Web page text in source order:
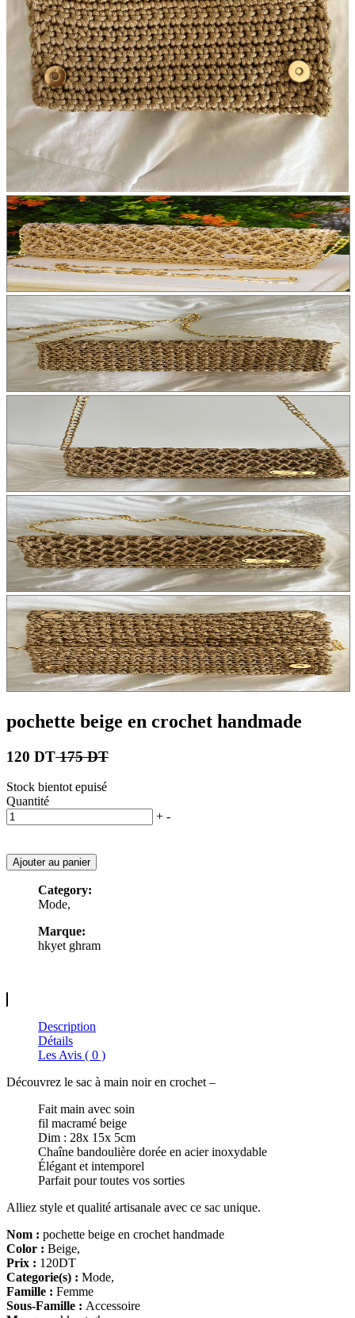
pochette beige en crochet handmade
120 DT175 DT
Stock bientot epuisé
Quantité
+ -
Ajouter au panier
Category:
Mode,
Marque:
hkyet ghram
Description
Détails
Les Avis ( 0 )
Découvrez le sac à main noir en crochet –
Fait main avec soin
fil macramé beige
Dim : 28x 15x 5cm
Chaîne bandoulière dorée en acier inoxydable
Élégant et intemporel
Parfait pour toutes vos sorties
Alliez style et qualité artisanale avec ce sac unique.
Nom : pochette beige en crochet handmade
Color : Beige,
Prix : 120DT
Categorie(s) : Mode,
Famille : Femme
Sous-Famille : Accessoire